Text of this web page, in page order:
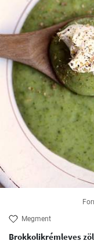
Megment
Brokkolikrémleves